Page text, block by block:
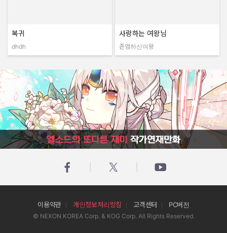
복귀
dhdh
사랑하는 여왕님
작성자:
존엄하신여왕
엘소드의 또다른 재미 작가연재만화
이용약관 개인정보처리방침 고객센터 PC버전
© NEXON KOREA Corp. & KOG Corp. All Rights Reserved.